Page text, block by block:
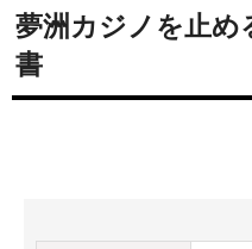
夢洲カジノを止め
書